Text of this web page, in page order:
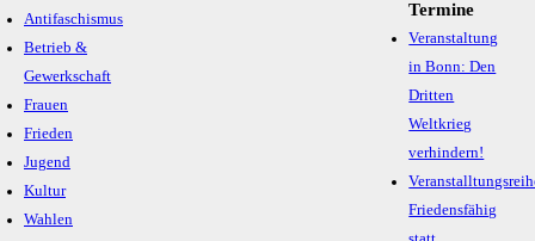
Antifaschismus
Betrieb &
Gewerkschaft
Frauen
Frieden
Jugend
Kultur
Wahlen
Termine
Veranstaltung
in Bonn: Den
Dritten
Weltkrieg
verhindern!
Friedensfähig